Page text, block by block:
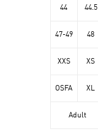
44 44.5
47-49 48
XXS XS
OSFA XL
Adult